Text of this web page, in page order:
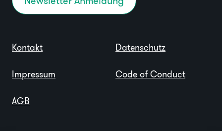
Kontakt
Impressum
AGB
Datenschutz
Code of Conduct